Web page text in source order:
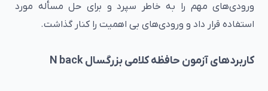
ورودی‌های مهم را به خاطر سپرد و برای حل مسأله مورد
استفاده قرار داد و ورودی‌‌های بی اهمیت را کنار گذاشت.
کاربردهای آزمون حافظه کلامی بزرگسال N back